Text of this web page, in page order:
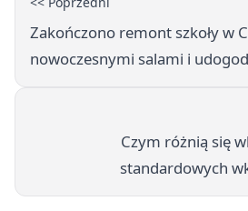
Zakończono remont szkoły w
nowoczesnymi salami i
Czym różnią się
standardowych